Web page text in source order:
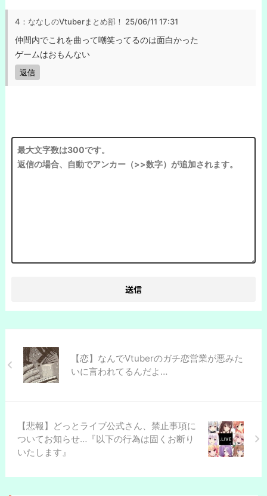
4：ななしのVtuberまとめ部！ 25/06/11 17:31
仲間内でこれを曲って嘲笑ってるのは面白かった
ゲームはおもんない
返信
【恋】なんでVtuberのガチ恋営業が悪みた
いに言われてるんだよ…
【悲報】どっとライブ公式さん、禁止事項に
ついてお知らせ…『以下の行為は固くお断り
いたします』